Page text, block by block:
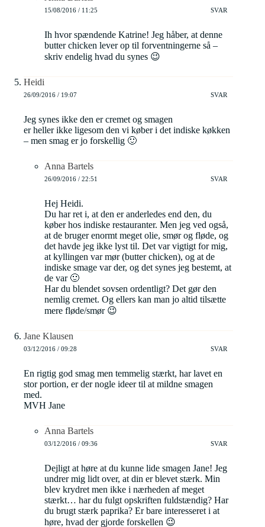
15/08/2016 / 11:25 SVAR
Ih hvor spændende Katrine! Jeg håber, at denne
butter chicken lever op til forventningerne så –
skriv endelig hvad du synes 😉
Heidi
26/09/2016 / 19:07 SVAR
Jeg synes ikke den er cremet og smagen
er heller ikke ligesom den vi køber i det indiske køkken
– men smag er jo forskellig 🙂
Anna Bartels
26/09/2016 / 22:51 SVAR
Hej Heidi.
Du har ret i, at den er anderledes end den, du
køber hos indiske restauranter. Men jeg ved også,
at de bruger enormt meget olie, smør og fløde, og
det havde jeg ikke lyst til. Det var vigtigt for mig,
at kyllingen var mør (butter chicken), og at de
indiske smage var der, og det synes jeg bestemt, at
de var 🙂
Har du blendet sovsen ordentligt? Det gør den
nemlig cremet. Og ellers kan man jo altid tilsætte
mere fløde/smør 😉
Jane Klausen
03/12/2016 / 09:28 SVAR
En rigtig god smag men temmelig stærkt, har lavet en
stor portion, er der nogle ideer til at mildne smagen
med.
MVH Jane
Anna Bartels
03/12/2016 / 09:36 SVAR
Dejligt at høre at du kunne lide smagen Jane! Jeg
undrer mig lidt over, at din er blevet stærk. Min
blev krydret men ikke i nærheden af meget
stærkt… har du fulgt opskriften fuldstændig? Har
du brugt stærk paprika? Er bare interesseret i at
høre, hvad der gjorde forskellen 😉